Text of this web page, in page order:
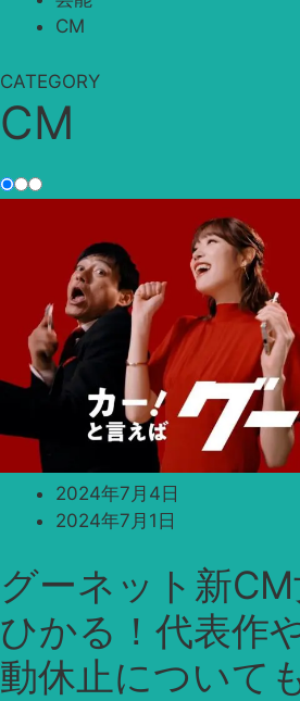
CM
CATEGORY
CM
2024年7月4日
2024年7月1日
グーネット新
ひかる！代表作
動休止について